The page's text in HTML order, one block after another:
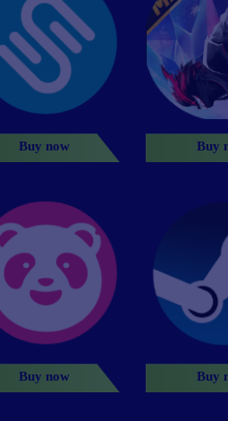
Buy now Buy
Buy now Buy